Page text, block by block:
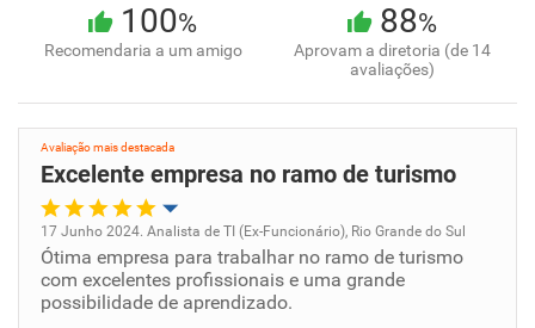
100%
Recomendaria a um amigo
88%
Aprovam a diretoria (de 14
avaliações)
Avaliação mais destacada
Excelente empresa no ramo de turismo
Oportunidade de promoção
Ambiente de trabalho
17 Junho 2024. Analista de TI (Ex-Funcionário), Rio Grande do Sul
Ótima empresa para trabalhar no ramo de turismo
com excelentes profissionais e uma grande
possibilidade de aprendizado.